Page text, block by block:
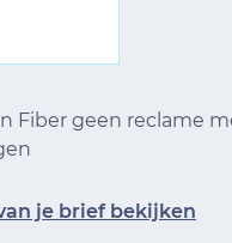
Fiber geen reclame
je brief bekijken